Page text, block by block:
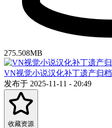
275.508MB
VN视觉小说汉化补丁遗产归档
发布于 2025-11-11 - 20:49
收藏资源